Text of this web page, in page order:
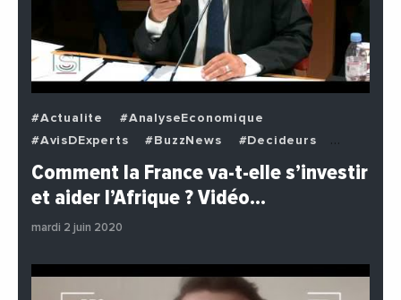
#Actualite
#AnalyseEconomique
#AvisDExperts
#BuzzNews
#Decideurs
#EchangesMediterraneens
#Economie
#Politique
Comment la France va-t-elle s’investir
et aider l’Afrique ? Vidéo…
mardi 2 juin 2020